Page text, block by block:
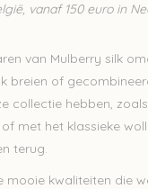
vanaf 150 euro in
van Mulberry silk
breien of
collectie hebben,
of met het klassieke
terug.
mooie kwaliteiten die